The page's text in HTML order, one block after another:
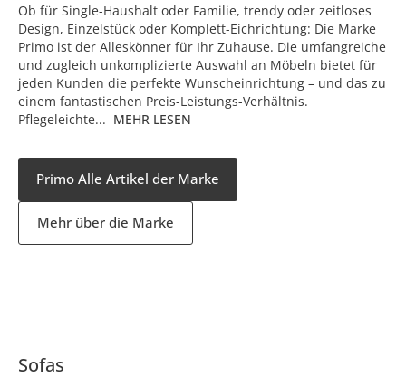
Ob für Single-Haushalt oder Familie, trendy oder zeitloses
Design, Einzelstück oder Komplett-Eichrichtung: Die Marke
Primo ist der Alleskönner für Ihr Zuhause. Die umfangreiche
und zugleich unkomplizierte Auswahl an Möbeln bietet für
jeden Kunden die perfekte Wunscheinrichtung – und das zu
einem fantastischen Preis-Leistungs-Verhältnis.
Pflegeleichte... MEHR LESEN
Primo Alle Artikel der Marke
Mehr über die Marke
Sofas